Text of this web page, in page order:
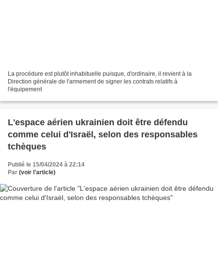
La procédure est plutôt inhabituelle puisque, d'ordinaire, il revient à la
Direction générale de l'armement de signer les contrats relatifs à
l'équipement
L'espace aérien ukrainien doit être défendu
comme celui d'Israël, selon des responsables
tchèques
Publié le 15/04/2024 à 22:14
Par (voir l'article)